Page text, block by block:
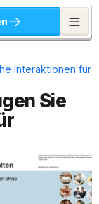
Interaktionen für
Sie